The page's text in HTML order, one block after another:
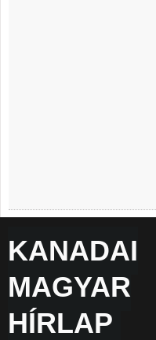
KANADAI
MAGYAR
HÍRLAP